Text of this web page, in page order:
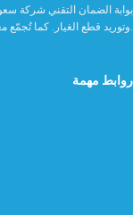
بوابة الضمان التقني شركة
وتوريد قطع الغيار. كما تُجمّع مغاسل السيارات الآلية، وتُقدّم حلولاً مبتكرة وعالية الجودة.
روابط مهمة